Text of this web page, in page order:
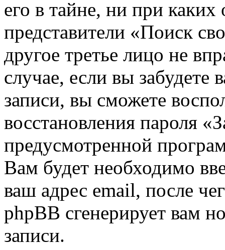
его в тайне, ни при каких
представители «Поиск
другое третье лицо не
случае, если вы
записи, вы сможете
восстановления пароля
предусмотренной
Вам будет необходимо
ваш адрес email, после
phpBB сгенерирует вам
записи.